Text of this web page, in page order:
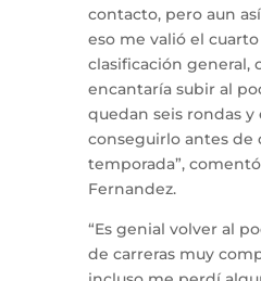
contacto, pero aun
eso me valió el
clasificación general,
encantaría subir al
quedan seis rondas
conseguirlo antes de
temporada”,
Fernandez.
“Es genial volver al
de carreras muy